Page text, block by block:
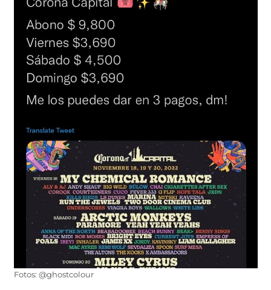
Fotos: @ghostcolour